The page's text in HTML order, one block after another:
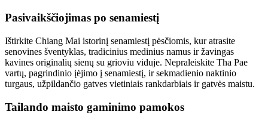
Pasivaikščiojimas po senamiestį
Ištirkite Chiang Mai istorinį senamiestį pėsčiomis, kur atrasite
senovines šventyklas, tradicinius medinius namus ir žavingas
kavines originalių sienų su grioviu viduje. Nepraleiskite Tha Pae
vartų, pagrindinio įėjimo į senamiestį, ir sekmadienio naktinio
turgaus, užpildančio gatves vietiniais rankdarbiais ir gatvės maistu.
Tailando maisto gaminimo pamokos